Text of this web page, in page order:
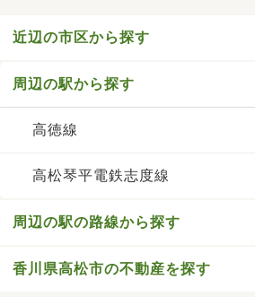
近辺の市区から探す
周辺の駅から探す
高徳線
高松琴平電鉄志度線
周辺の駅の路線から探す
香川県高松市の不動産を探す